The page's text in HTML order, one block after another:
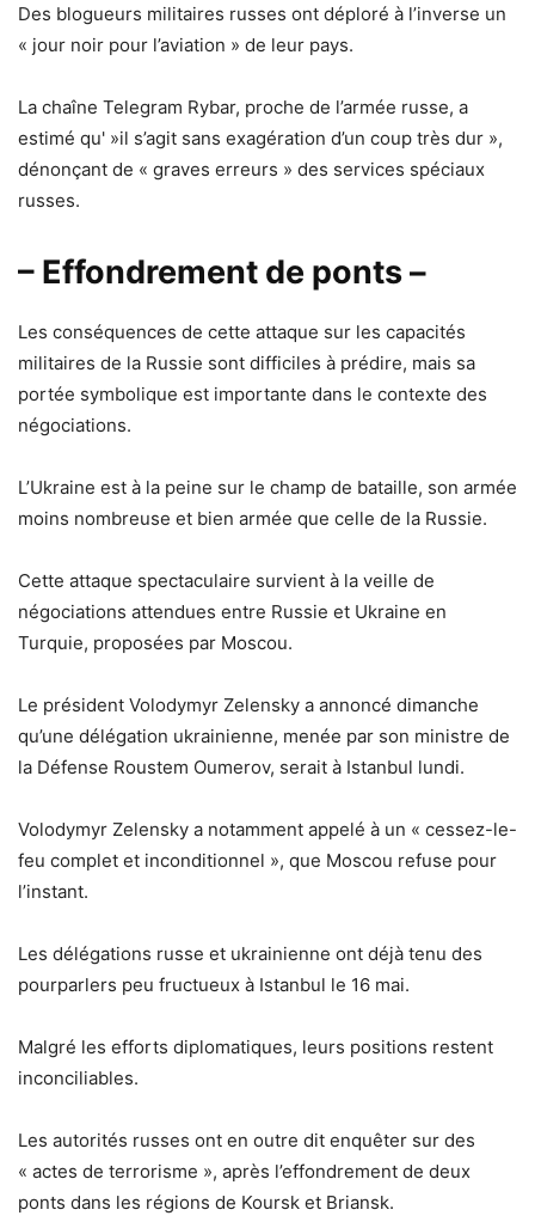
Des blogueurs militaires russes ont déploré à l’inverse un
« jour noir pour l’aviation » de leur pays.
La chaîne Telegram Rybar, proche de l’armée russe, a
estimé qu' »il s’agit sans exagération d’un coup très dur »,
dénonçant de « graves erreurs » des services spéciaux
russes.
– Effondrement de ponts –
Les conséquences de cette attaque sur les capacités
militaires de la Russie sont difficiles à prédire, mais sa
portée symbolique est importante dans le contexte des
négociations.
L’Ukraine est à la peine sur le champ de bataille, son armée
moins nombreuse et bien armée que celle de la Russie.
Cette attaque spectaculaire survient à la veille de
négociations attendues entre Russie et Ukraine en
Turquie, proposées par Moscou.
Le président Volodymyr Zelensky a annoncé dimanche
qu’une délégation ukrainienne, menée par son ministre de
la Défense Roustem Oumerov, serait à Istanbul lundi.
Volodymyr Zelensky a notamment appelé à un « cessez-le-
feu complet et inconditionnel », que Moscou refuse pour
l’instant.
Les délégations russe et ukrainienne ont déjà tenu des
pourparlers peu fructueux à Istanbul le 16 mai.
Malgré les efforts diplomatiques, leurs positions restent
inconciliables.
Les autorités russes ont en outre dit enquêter sur des
« actes de terrorisme », après l’effondrement de deux
ponts dans les régions de Koursk et Briansk.